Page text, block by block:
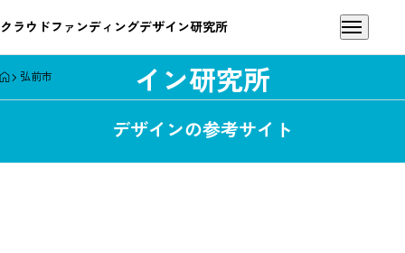
クラウドファンディングデザ
イン研究所
デザインの参考サイト
クラウドファンディングデザイン研究所
HOME
弘前市